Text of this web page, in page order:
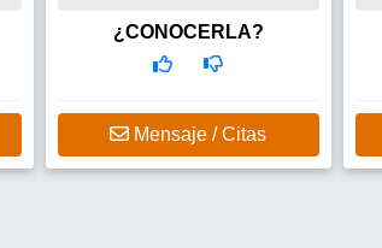
¿CONOCERLA?
Mensaje / Citas